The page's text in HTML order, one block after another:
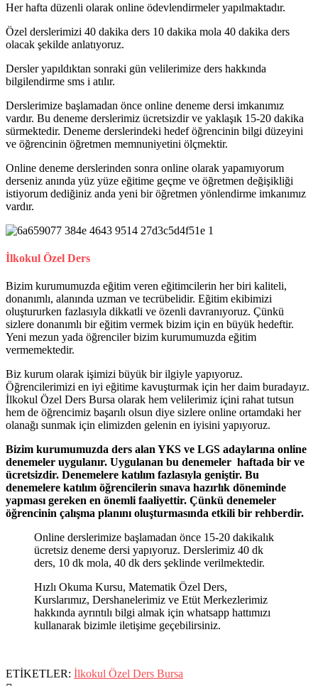
Her hafta düzenli olarak online ödevlendirmeler yapılmaktadır.
Özel derslerimizi 40 dakika ders 10 dakika mola 40 dakika ders
olacak şekilde anlatıyoruz.
Dersler yapıldıktan sonraki gün velilerimize ders hakkında
bilgilendirme sms i atılır.
Derslerimize başlamadan önce online deneme dersi imkanımız
vardır. Bu deneme derslerimiz ücretsizdir ve yaklaşık 15-20 dakika
sürmektedir. Deneme derslerindeki hedef öğrencinin bilgi düzeyini
ve öğrencinin öğretmen memnuniyetini ölçmektir.
Online deneme derslerinden sonra online olarak yapamıyorum
derseniz anında yüz yüze eğitime geçme ve öğretmen değişikliği
istiyorum dediğiniz anda yeni bir öğretmen yönlendirme imkanımız
vardır.
İlkokul Özel Ders
Bizim kurumumuzda eğitim veren eğitimcilerin her biri kaliteli,
donanımlı, alanında uzman ve tecrübelidir. Eğitim ekibimizi
oluştururken fazlasıyla dikkatli ve özenli davranıyoruz. Çünkü
sizlere donanımlı bir eğitim vermek bizim için en büyük hedeftir.
Yeni mezun yada öğrenciler bizim kurumumuzda eğitim
vermemektedir.
Biz kurum olarak işimizi büyük bir ilgiyle yapıyoruz.
Öğrencilerimizi en iyi eğitime kavuşturmak için her daim buradayız.
İlkokul Özel Ders Bursa olarak hem velilerimiz içini rahat tutsun
hem de öğrencimiz başarılı olsun diye sizlere online ortamdaki her
olanağı sunmak için elimizden gelenin en iyisini yapıyoruz.
Bizim kurumumuzda ders alan YKS ve LGS adaylarına online
denemeler uygulanır. Uygulanan bu denemeler haftada bir ve
ücretsizdir. Denemelere katılım fazlasıyla geniştir. Bu
denemelere katılım öğrencilerin sınava hazırlık döneminde
yapması gereken en önemli faaliyettir. Çünkü denemeler
öğrencinin çalışma planını oluşturmasında etkili bir rehberdir.
Online derslerimize başlamadan önce 15-20 dakikalık
ücretsiz deneme dersi yapıyoruz. Derslerimiz 40 dk
ders, 10 dk mola, 40 dk ders şeklinde verilmektedir.
Hızlı Okuma Kursu, Matematik Özel Ders,
Kurslarımız, Dershanelerimiz ve Etüt Merkezlerimiz
hakkında ayrıntılı bilgi almak için whatsapp hattımızı
kullanarak bizimle iletişime geçebilirsiniz.
ETİKETLER: İlkokul Özel Ders Bursa